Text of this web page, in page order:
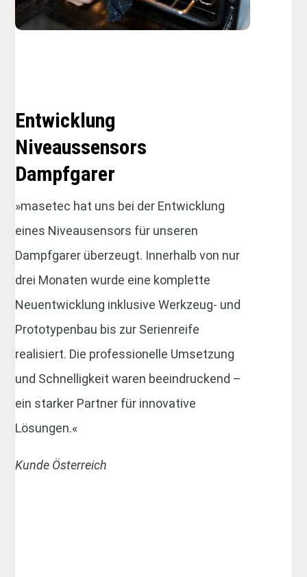
Entwicklung
Niveaussensors
Dampfgarer
»masetec hat uns bei der Entwicklung
eines Niveausensors für unseren
Dampfgarer überzeugt. Innerhalb von nur
drei Monaten wurde eine komplette
Neuentwicklung inklusive Werkzeug- und
Prototypenbau bis zur Serienreife
realisiert. Die professionelle Umsetzung
und Schnelligkeit waren beeindruckend –
ein starker Partner für innovative
Lösungen.«
Kunde Österreich